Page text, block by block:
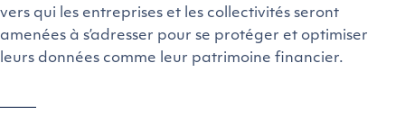
vers qui les entreprises et les collectivités seront
amenées à s’adresser pour se protéger et optimiser
leurs données comme leur patrimoine financier.
——–